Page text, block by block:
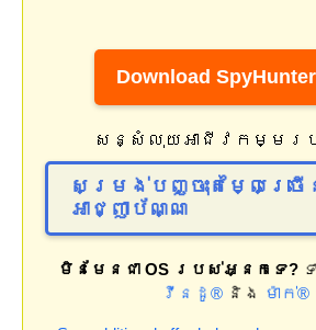
Download SpyHunter
សន្សំលុយអាជីវកម្មរ
សម្រង់បញ្ចុះតម្លៃច្រើ
អាជ្ញាប័ណ្ណ
មិនមែនជា OS របស់អ្នកទេ?ទ
វីនដូ® និង ម៉ាក់®